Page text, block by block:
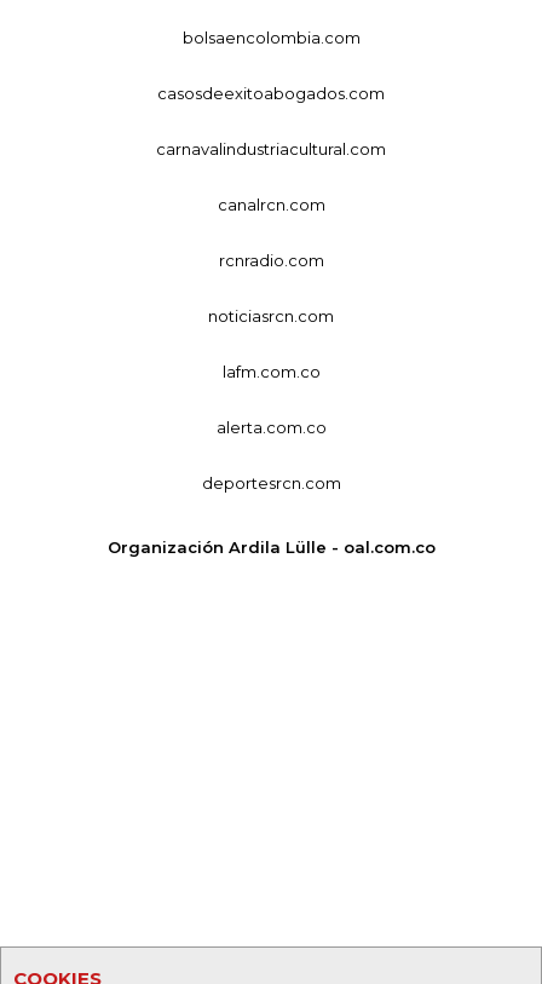
COOKIES
bolsaencolombia.com
casosdeexitoabogados.com
carnavalindustriacultural.com
canalrcn.com
rcnradio.com
noticiasrcn.com
lafm.com.co
alerta.com.co
deportesrcn.com
Organización Ardila Lülle - oal.com.co